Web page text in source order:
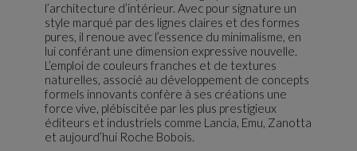
l’architecture d’intérieur. Avec pour signature un
style marqué par des lignes claires et des formes
pures, il renoue avec l’essence du minimalisme, en
lui conférant une dimension expressive nouvelle.
L’emploi de couleurs franches et de textures
naturelles, associé au développement de concepts
formels innovants confère à ses créations une
force vive, plébiscitée par les plus prestigieux
éditeurs et industriels comme Lancia, Emu, Zanotta
et aujourd’hui Roche Bobois.